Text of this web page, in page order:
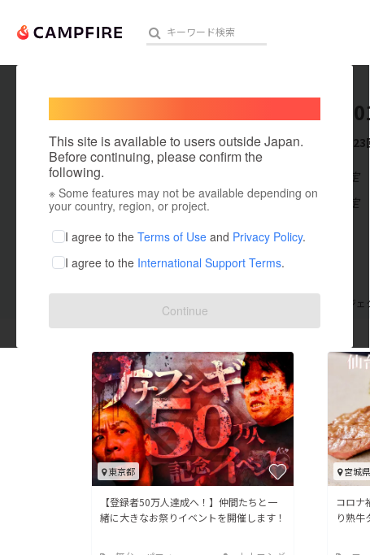
人気のプロジェクト 注目のリ
アート・写真
テクノロジー・ガジェット
映像・映画
ビジネス・起業
まちづくり・地域活性化
This site is available to users outside Japan.
Before continuing, please confirm the
following.
※ Some features may not be available depending on
your country, region, or project.
I agree to the Terms of Use and Privacy Policy.
I agree to the International Support Terms.
Continue
これまでに23
在住国：未設定
出身国：未設定
プロジェ
東京都
【登録者50万人達成へ！】仲間たちと一
緒に大きなお祭りイベントを開催します！
宮城県
コロナ
り熟牛